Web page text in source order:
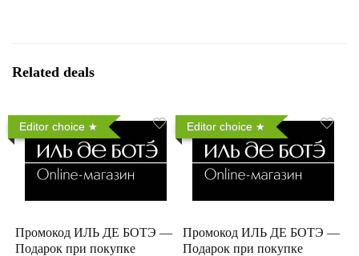
Related deals
Editor choice
Промокод ИЛЬ ДЕ БОТЭ —
Подарок при покупке
Editor choice
Промокод ИЛЬ ДЕ БОТЭ —
Подарок при покупке